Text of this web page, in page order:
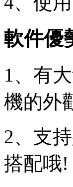
軟件優
1、有
機的外
2、支
搭配哦!